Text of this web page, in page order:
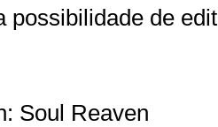
possibilidade de
Soul Reaven